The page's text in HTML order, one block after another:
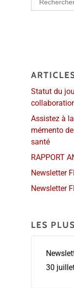
for:
Statut du
Assistez à
mémento
santé
RAPPORT
Newsletter
Newsletter
LES
30